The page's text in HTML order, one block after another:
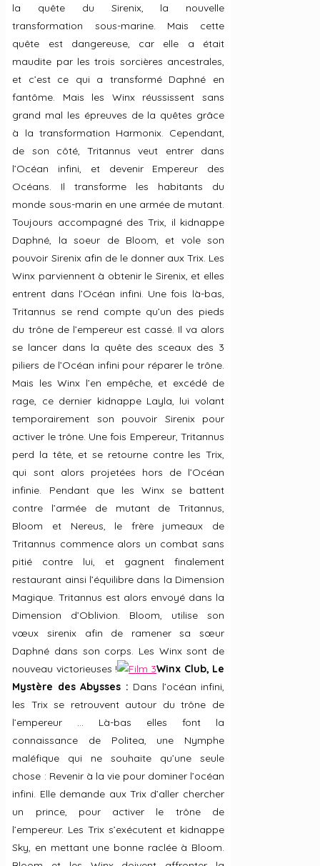
la quête du Sirenix, la nouvelle
transformation sous-marine. Mais cette
quête est dangereuse, car elle a était
maudite par les trois sorcières ancestrales,
et c’est ce qui a transformé Daphné en
fantôme. Mais les Winx réussissent sans
grand mal les épreuves de la quêtes grâce
à la transformation Harmonix. Cependant,
de son côté, Tritannus veut entrer dans
l’Océan infini, et devenir Empereur des
Océans. Il transforme les habitants du
monde sous-marin en une armée de mutant.
Toujours accompagné des Trix, il kidnappe
Daphné, la soeur de Bloom, et vole son
pouvoir Sirenix afin de le donner aux Trix. Les
Winx parviennent à obtenir le Sirenix, et elles
entrent dans l’Océan infini. Une fois là-bas,
Tritannus se rend compte qu’un des pieds
du trône de l’empereur est cassé. Il va alors
se lancer dans la quête des sceaux des 3
piliers de l’Océan infini pour réparer le trône.
Mais les Winx l’en empêche, et excédé de
rage, ce dernier kidnappe Layla, lui volant
temporairement son pouvoir Sirenix pour
activer le trône. Une fois Empereur, Tritannus
perd la tête, et se retourne contre les Trix,
qui sont alors projetées hors de l’Océan
infinie. Pendant que les Winx se battent
contre l’armée de mutant de Tritannus,
Bloom et Nereus, le frère jumeaux de
Tritannus commence alors un combat sans
pitié contre lui, et gagnent finalement
restaurant ainsi l’équilibre dans la Dimension
Magique. Tritannus est alors envoyé dans la
Dimension d’Oblivion. Bloom, utilise son
vœux sirenix afin de ramener sa sœur
Daphné dans son corps. Les Winx sont de
nouveau victorieuses !
Winx Club, Le
Mystère des Abysses : Dans l’océan infini,
les Trix se retrouvent autour du trône de
l’empereur … Là-bas elles font la
connaissance de Politea, une Nymphe
maléfique qui ne souhaite qu’une seule
chose : Revenir à la vie pour dominer l’océan
infini. Elle demande aux Trix d’aller chercher
un prince, pour activer le trône de
l’empereur. Les Trix s’exécutent et kidnappe
Sky, en mettant une bonne raclée à Bloom.